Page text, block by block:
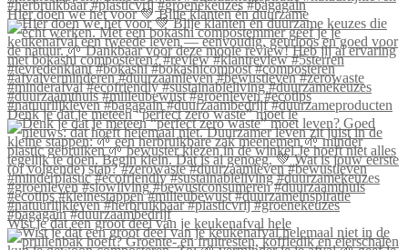
Hier doen we het voor 💚 Blije klanten én duurzame
Denk je dat je meteen “perfect zero waste” moet le
Wist je dat een groot deel van je keukenafval hele